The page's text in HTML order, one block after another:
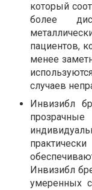
который
более
пациентов,
менее
случаев
Инвизибл
Инвизибл
умеренных